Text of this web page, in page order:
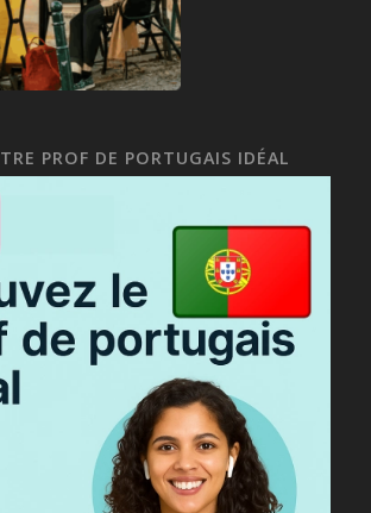
PROF DE PORTUGAIS IDÉAL